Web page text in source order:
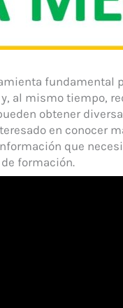
fundamental
al mismo tiempo,
obtener
en conocer
que
formación.